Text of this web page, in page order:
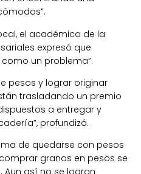
el académico de la
expresó que
un problema”.
pesos y lograr originar
trasladando un premio
a entregar y
profundizó.
de quedarse con pesos
granos en pesos se
así no se logran